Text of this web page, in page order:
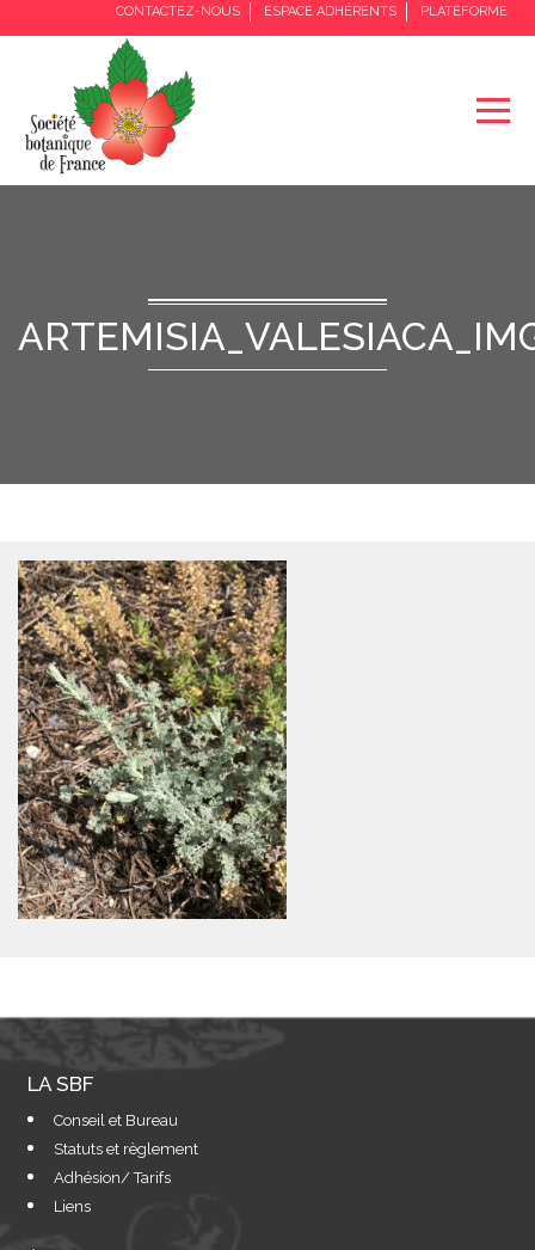
CONTACTEZ-NOUS ESPACE ADHÉRENTS PLATEFORME
LA SBF
Conseil et Bureau
Statuts et règlement
Adhésion/ Tarifs
Liens